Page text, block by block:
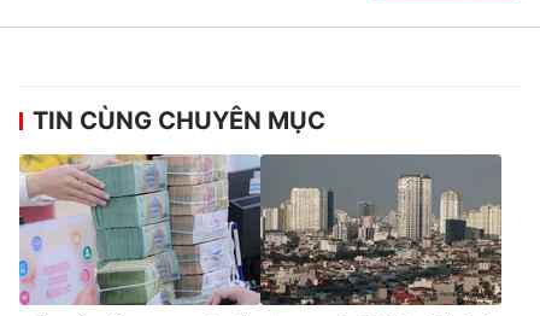
TIN CÙNG CHUYÊN MỤC